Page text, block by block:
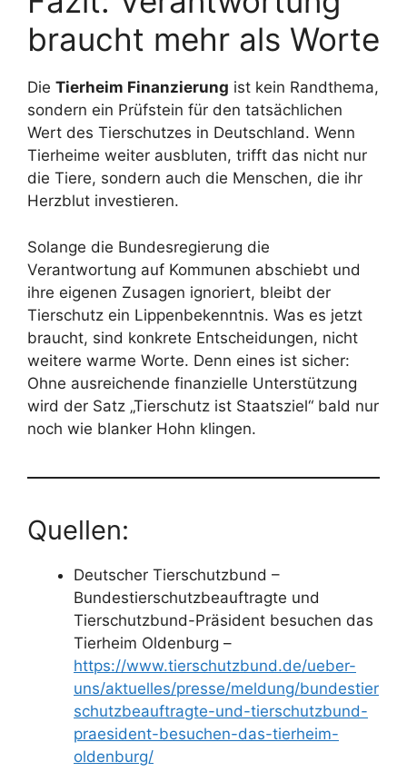
braucht mehr als Worte
Die Tierheim Finanzierung ist kein Randthema,
sondern ein Prüfstein für den tatsächlichen
Wert des Tierschutzes in Deutschland. Wenn
Tierheime weiter ausbluten, trifft das nicht nur
die Tiere, sondern auch die Menschen, die ihr
Herzblut investieren.
Solange die Bundesregierung die
Verantwortung auf Kommunen abschiebt und
ihre eigenen Zusagen ignoriert, bleibt der
Tierschutz ein Lippenbekenntnis. Was es jetzt
braucht, sind konkrete Entscheidungen, nicht
weitere warme Worte. Denn eines ist sicher:
Ohne ausreichende finanzielle Unterstützung
wird der Satz „Tierschutz ist Staatsziel“ bald nur
noch wie blanker Hohn klingen.
Quellen:
Deutscher Tierschutzbund –
Bundestierschutzbeauftragte und
Tierschutzbund-Präsident besuchen das
Tierheim Oldenburg –
https://www.tierschutzbund.de/ueber-
uns/aktuelles/presse/meldung/bundestier
schutzbeauftragte-und-tierschutzbund-
praesident-besuchen-das-tierheim-
oldenburg/